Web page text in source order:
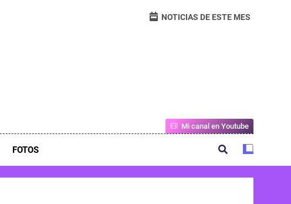
NOTICIAS DE ESTE MES
FOTOS
Mi canal en Youtube